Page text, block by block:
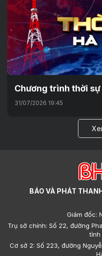
Chương trình thời
31/07/2026 19:45
BÁO VÀ PHÁT
Giám đốc:
Trụ sở chính: Số 22, đường
tỉnh
Cơ sở 2: Số 223, đường